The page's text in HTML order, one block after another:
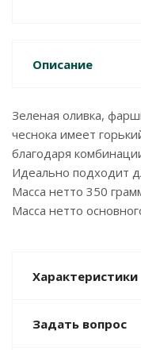
Описание
Зеленая оливка,
чеснока имеет
благодаря
Идеально подходит
Масса нетто 350
Масса нетто
Характеристики
Задать вопрос